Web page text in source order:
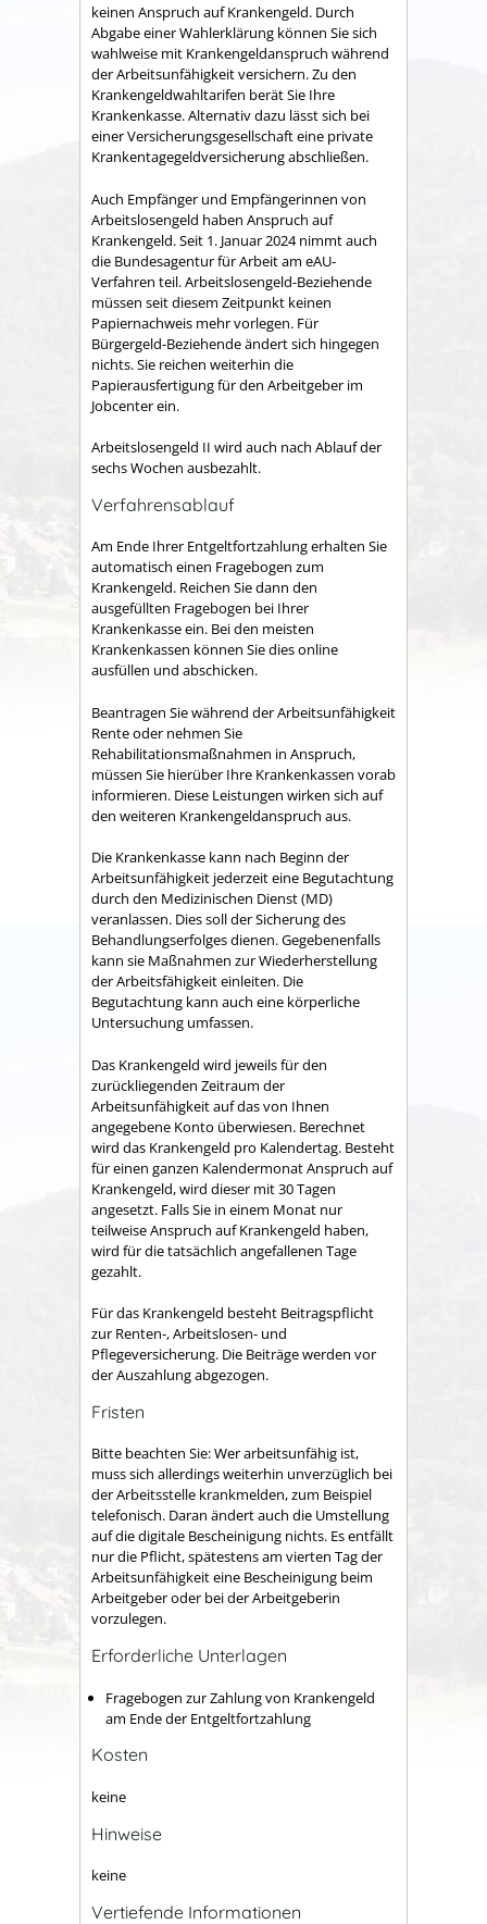
keinen Anspruch auf Krankengeld. Durch
Abgabe einer Wahlerklärung können Sie sich
wahlweise mit Krankengeldanspruch während
der Arbeitsunfähigkeit versichern. Zu den
Krankengeldwahltarifen berät Sie Ihre
Krankenkasse. Alternativ dazu lässt sich bei
einer Versicherungsgesellschaft eine private
Krankentagegeldversicherung abschließen.
Auch Empfänger und Empfängerinnen von
Arbeitslosengeld haben Anspruch auf
Krankengeld.Seit 1. Januar 2024 nimmt auch
die Bundesagentur für Arbeit am eAU-
Verfahren teil. Arbeitslosengeld-Beziehende
müssen seit diesem Zeitpunkt keinen
Papiernachweis mehr vorlegen. Für
Bürgergeld-Beziehende ändert sich hingegen
nichts. Sie reichen weiterhin die
Papierausfertigung für den Arbeitgeber im
Jobcenter ein.
Arbeitslosengeld II wird auch nach Ablauf der
sechs Wochen ausbezahlt.
Verfahrensablauf
Am Ende Ihrer Entgeltfortzahlung erhalten Sie
automatisch einen Fragebogen zum
Krankengeld. Reichen Sie dann den
ausgefüllten Fragebogen bei Ihrer
Krankenkasse ein. Bei den meisten
Krankenkassen können Sie dies online
ausfüllen und abschicken.
Beantragen Sie während der Arbeitsunfähigkeit
Rente oder nehmen Sie
Rehabilitationsmaßnahmen in Anspruch,
müssen Sie hierüber Ihre Krankenkassen vorab
informieren. Diese Leistungen wirken sich auf
den weiteren Krankengeldanspruch aus.
Die Krankenkasse kann nach Beginn der
Arbeitsunfähigkeit jederzeit eine Begutachtung
durch den Medizinischen Dienst (MD)
veranlassen. Dies soll der Sicherung des
Behandlungserfolges dienen. Gegebenenfalls
kann sie Maßnahmen zur Wiederherstellung
derArbeitsfähigkeit einleiten. Die
Begutachtung kann auch eine körperliche
Untersuchung umfassen.
Das Krankengeld wird jeweils für den
zurückliegenden Zeitraum der
Arbeitsunfähigkeit auf das von Ihnen
angegebene Konto überwiesen. Berechnet
wird das Krankengeld pro Kalendertag. Besteht
für einen ganzen Kalendermonat Anspruch auf
Krankengeld, wird dieser mit 30 Tagen
angesetzt. Falls Sie in einem Monat nur
teilweise Anspruch auf Krankengeld haben,
wird für die tatsächlich angefallenen Tage
gezahlt.
Für das Krankengeld besteht Beitragspflicht
zur Renten-, Arbeitslosen- und
Pflegeversicherung. Die Beiträge werden vor
der Auszahlung abgezogen.
Fristen
Bitte beachten Sie: Wer arbeitsunfähig ist,
muss sich allerdings weiterhin unverzüglich bei
der Arbeitsstelle krankmelden, zum Beispiel
telefonisch. Daran ändert auch die Umstellung
auf die digitale Bescheinigung nichts. Es entfällt
nur die Pflicht, spätestens am vierten Tag der
Arbeitsunfähigkeit eine Bescheinigung beim
Arbeitgeber oder bei der Arbeitgeberin
vorzulegen.
Erforderliche Unterlagen
Fragebogen zur Zahlung von Krankengeld
am Ende der Entgeltfortzahlung
Kosten
keine
Hinweise
keine
Vertiefende Informationen